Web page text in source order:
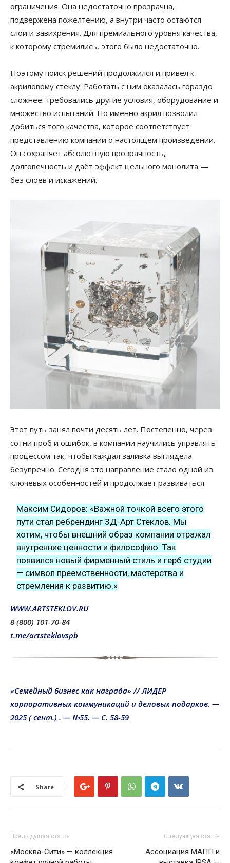
ограничения. Она недостаточно прозрачна,
подвержена пожелтению, а внутри часто остаются
слои и завихрения. Для премиального уровня качества,
к которому стремились, этого было недостаточно.
Поэтому поиск решений продолжился и привёл к
акриловому стеклу. Работать с ним оказалась гораздо
сложнее: требовались другие условия, оборудование и
множество испытаний. Но именно акрил позволил
добиться того качества, которое соответствует
представлению компании о настоящем произведении.
Он сохраняет абсолютную прозрачность,
долговечность и даёт эффект цельного монолита —
без слоёв и искажений.
Этот путь занял почти десять лет. Постепенно, через
сотни проб и ошибок, в компании научились управлять
процессом так, чтобы каждая заливка выглядела
безупречно. Сегодня это направление стало одной из
ключевых особенностей и продолжает развиваться.
Максим Сидоров: «Важной точкой всего этого
пути стал ребрендинг 3Д-Арт Стеклов. Мы
хотим, чтобы внешний образ компании отражал
внутренние ценности и философию. Так
появился новый фирменный стиль и герб студии
— символ преемственности, мастерства и
стремления к развитию.»
WWW.ARTSTEKLOV.RU
8 (800) 101-70-84
t.me/artsteklovspb
«Семейный бизнес как награда» // ЛИДЕР
корпоративных коммуникаций и деловых подарков. —
2025 ( сент.) . — №55. — С. 58-59
Share
Предыдущая статья
«Москва-Сити» — коллекция
Следующая статья
Ассоциация МАПП и